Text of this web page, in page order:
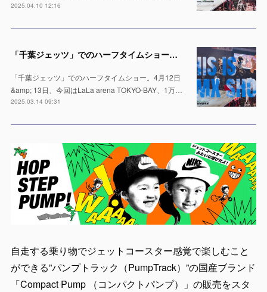
2025.04.10 12:16
「千葉ジェッツ」でのハーフタイムショー出演決定！LaLa arena TOKYO-BAYの1万人の会場で実施 ※4月12日 & 13日
「千葉ジェッツ」でのハーフタイムショー。4月12日
&amp; 13日、今回はLaLa arena TOKYO-BAY、1万…
2025.03.14 09:31
自走する乗り物でジェットコースター感覚で楽しむこと
ができる”パンプトラック（PumpTrack）”の国産ブランド
「Compact Pump （コンパクトパンプ）」の販売をスタ